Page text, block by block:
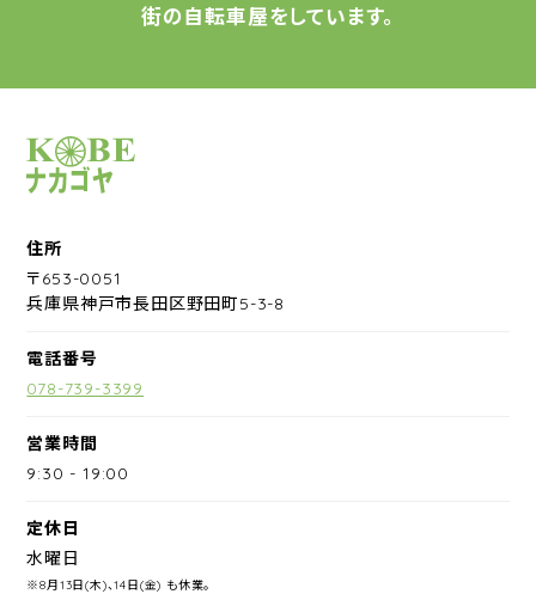
街の自転車屋をしています。
サイクルショップナカゴヤ
住所
〒653-0051
兵庫県神戸市長田区野田町5-3-8
電話番号
078-739-3399
営業時間
9:30 -19:00
定休日
水曜日
※8月13日(木)、14日(金) も休業。